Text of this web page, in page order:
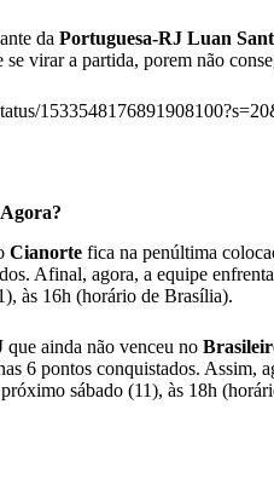
da Portuguesa-RJ Luan
se virar a partida, porem não
Cianorte fica na penúltima
Afinal, agora, a equipe
às 16h (horário de Brasília).
que ainda não venceu no
6 pontos conquistados. Assim,
sábado (11), às 18h